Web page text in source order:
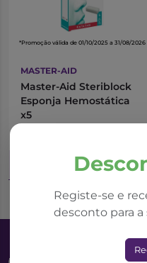
Registe-se e
desconto para
*Promoção válida de 01/10/2025 a 31/08/2026
MASTER-AID
Master-Aid Steriblock
Esponja Hemostática
x5
Adicionar ao Carrinho